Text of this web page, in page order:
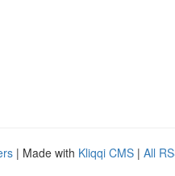
| Made with Kliqqi CMS | All